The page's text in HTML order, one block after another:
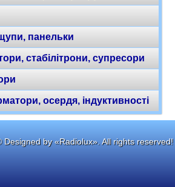
панельки
стабілітрони, супресори
осердя, індуктивності
Designed by «Radiolux». All rights